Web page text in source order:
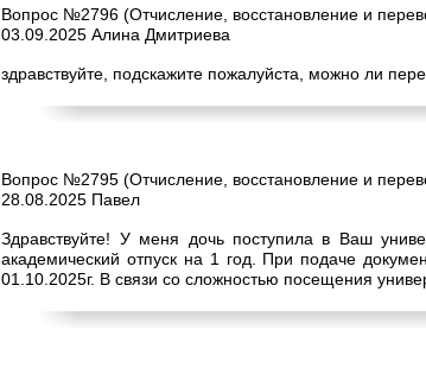
Вопрос №2796 (Отчисление, восстановление и
03.09.2025 Алина Дмитриева
здравствуйте, подскажите пожалуйста, можно ли
Вопрос №2795 (Отчисление, восстановление и
28.08.2025 Павел
Здравствуйте! У меня дочь поступила в Ваш
академический отпуск на 1 год. При подаче
01.10.2025г. В связи со сложностью посещения